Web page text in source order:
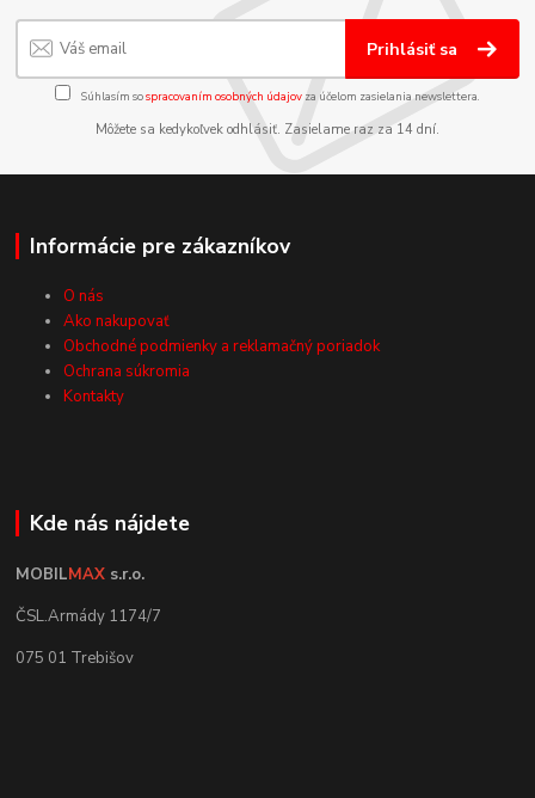
Prihlásiť sa
Súhlasím sospracovaním osobných údajov za účelom zasielania newslettera.
Môžete sa kedykoľvek odhlásiť. Zasielame raz za 14 dní.
Informácie pre zákazníkov
O nás
Ako nakupovať
Obchodné podmienky a reklamačný poriadok
Ochrana súkromia
Kontakty
Kde nás nájdete
MOBILMAX s.r.o.
ČSL.Armády 1174/7
075 01 Trebišov